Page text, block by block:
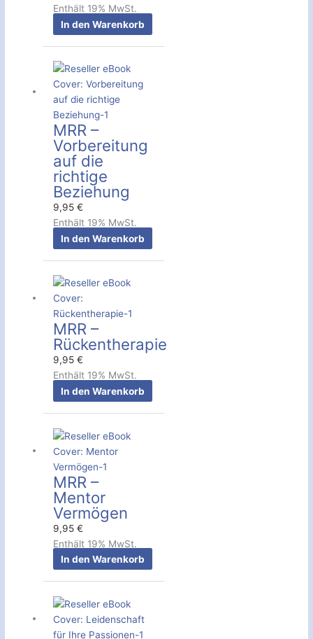
Enthält 19% MwSt.
In den Warenkorb
MRR –
Vorbereitung
auf die
richtige
Beziehung
9,95 €
Enthält 19% MwSt.
In den Warenkorb
MRR –
Rückentherapie
9,95 €
Enthält 19% MwSt.
In den Warenkorb
MRR –
Mentor
Vermögen
9,95 €
Enthält 19% MwSt.
In den Warenkorb